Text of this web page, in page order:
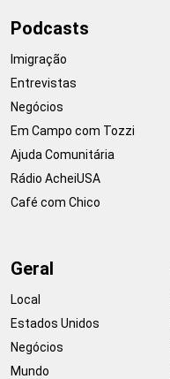
Podcasts
Imigração
Entrevistas
Negócios
Em Campo com Tozzi
Ajuda Comunitária
Rádio AcheiUSA
Café com Chico
Geral
Local
Estados Unidos
Negócios
Mundo